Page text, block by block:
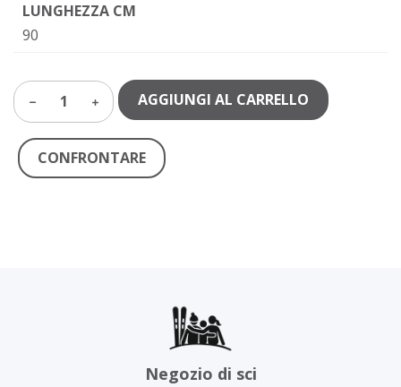
LUNGHEZZA CM
90
1 AGGIUNGI AL CARRELLO
CONFRONTARE
Negozio di sci